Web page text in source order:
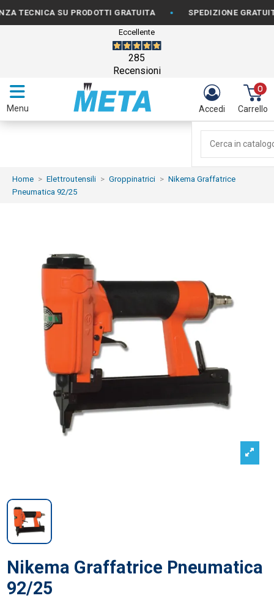
SU PRODOTTI GRATUITA • SPEDIZIONE GRATUITA
Eccellente
285
Recensioni
Menu Accedi
0
Carrello
Home Elettroutensili Groppinatrici
Nikema Graffatrice
Pneumatica 92/25
Nikema Graffatrice Pneumatica
92/25